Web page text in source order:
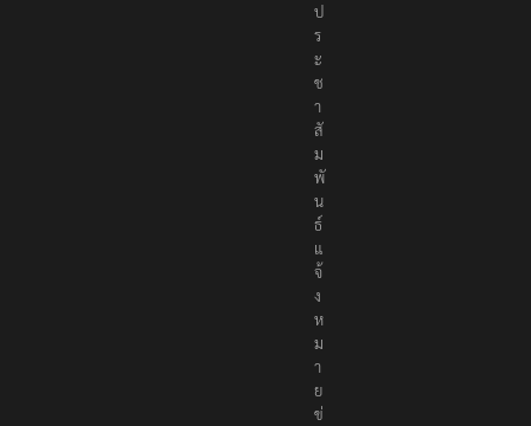
ป
ร
ะ
ช
า
สั
ม
พั
น
ธ์
แ
จ้
ง
ห
ม
า
ย
ข่